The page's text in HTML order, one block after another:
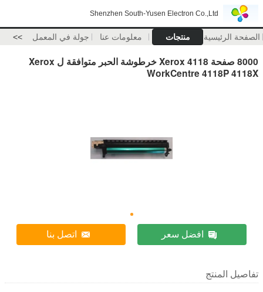
Shenzhen South-Yusen Electron Co.,Ltd
الصفحة الرئيسية منتجات معلومات عنا جولة في المعمل >>
8000 صفحة Xerox 4118 خرطوشة الحبر متوافقة ل Xerox
WorkCentre 4118P 4118X
افضل سعر اتصل بنا
تفاصيل المنتج